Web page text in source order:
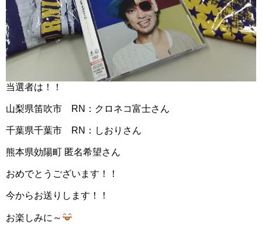
当選者は！！
山梨県笛吹市 RN：クロネコ富士さん
千葉県千葉市 RN：しおりさん
熊本県効陽町 匿名希望さん
おめでとうございます！！
今からお送りします！！
お楽しみに～